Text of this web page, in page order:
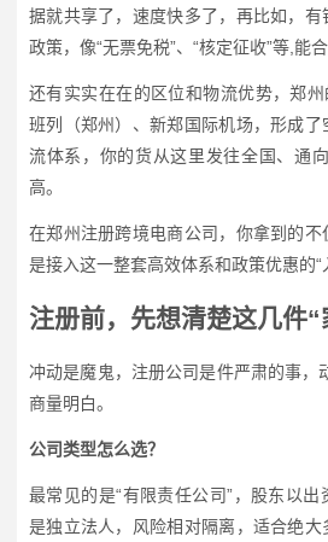
据就共享了，速度快多了，再比如，
政策，像“无票免税”、“核定征收”等,能
还有实实在在的区位和物流优势，郑
班列（郑州）、新郑国际机场，形成
流体系，你的货从这里发往全国、通
高。
在郑州注册跨境电商公司，你拿到的
是接入这一整套高效体系和政策优惠的“
注册前，先想清楚这几件“
冲动是魔鬼，注册公司是件严肃的事，
商量明白。
公司类型怎么选？
最常见的是“有限责任公司”，股东以
是独立法人，风险相对隔离，适合绝